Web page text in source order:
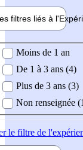
filtres liés à l'
demandée
Moins de 1 an
De 1 à 3 ans (4)
Plus de 3 ans (3)
Non renseignée
le filtre de